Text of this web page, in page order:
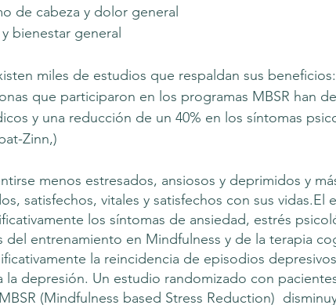
de cabeza y dolor general
bienestar general
miles de estudios que respaldan sus
que participaron en los programas MBSR han
y una reducción de un 40% en los síntomas
Zinn,)
menos estresados, ansiosos y deprimidos y
satisfechos, vitales y satisfechos con sus vidas.El
los síntomas de ansiedad, estrés
del entrenamiento en Mindfulness y de la terapia
la reincidencia de episodios
depresión. Un estudio randomizado con
(Mindfulness based Stress Reduction)